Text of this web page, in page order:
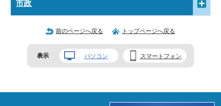
市政
前のページへ戻る トップページへ戻る
表示 パソコン スマートフォン